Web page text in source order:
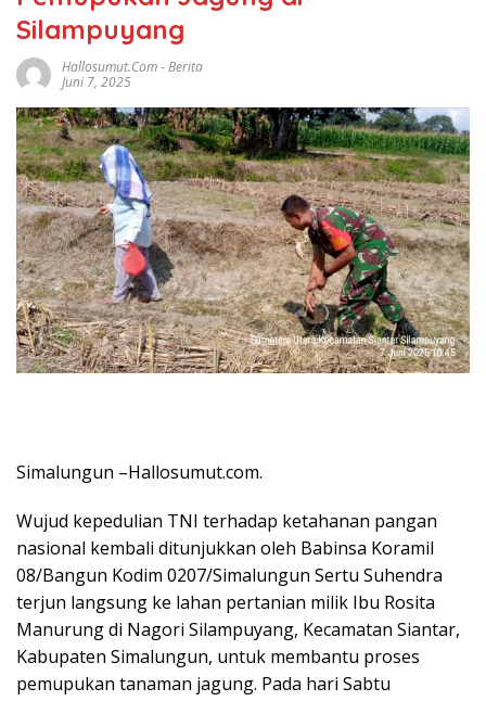
Silampuyang
Hallosumut.com-Berita
Juni 7, 2025
Simalungun –Hallosumut.com.
Wujud kepedulian TNI terhadap ketahanan pangan
nasional kembali ditunjukkan oleh Babinsa Koramil
08/Bangun Kodim 0207/Simalungun Sertu Suhendra
terjun langsung ke lahan pertanian milik Ibu Rosita
Manurung di Nagori Silampuyang, Kecamatan Siantar,
Kabupaten Simalungun, untuk membantu proses
pemupukan tanaman jagung. Pada hari Sabtu